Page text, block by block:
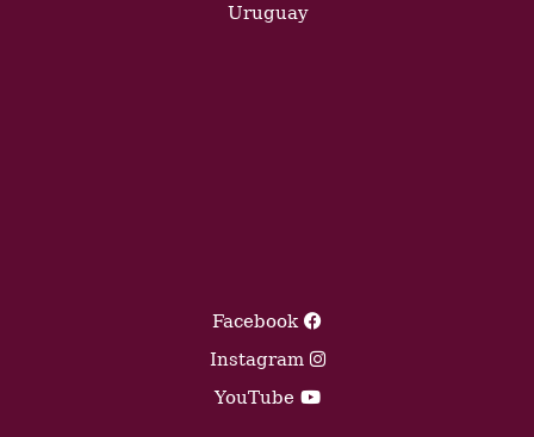
Uruguay
Facebook
Instagram
YouTube